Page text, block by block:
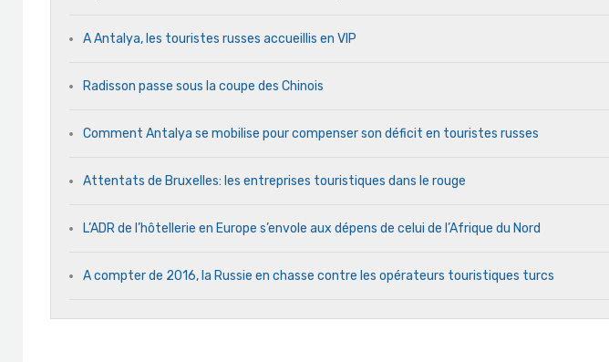
A Antalya, les touristes russes accueillis en VIP
Radisson passe sous la coupe des Chinois
Comment Antalya se mobilise pour compenser son déficit en touristes russes
Attentats de Bruxelles: les entreprises touristiques dans le rouge
L’ADR de l’hôtellerie en Europe s’envole aux dépens de celui de l’Afrique du Nord
A compter de 2016, la Russie en chasse contre les opérateurs touristiques turcs